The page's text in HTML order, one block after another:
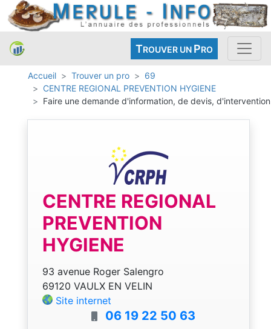
TROUVER UN PRO
Accueil Trouver un pro
69
CENTRE REGIONAL PREVENTION HYGIENE
Faire une demande d'information, de devis, d'intervention
CENTRE REGIONAL
PREVENTION
HYGIENE
93 avenue Roger Salengro
69120 VAULX EN VELIN
Site internet
06 19 22 50 63